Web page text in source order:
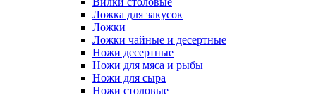
Ложка для закусок
Ложки
Ложки чайные и десертные
Ножи десертные
Ножи для мяса и рыбы
Ножи для сыра
Ножи столовые